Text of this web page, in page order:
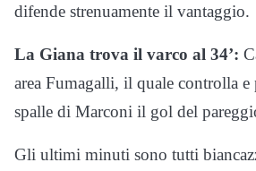
difende strenuamente il vantaggio.
La Giana trova il varco al 34’:
area Fumagalli, il quale controlla e
spalle di Marconi il gol del
Gli ultimi minuti sono tutti